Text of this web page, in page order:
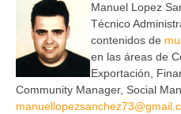
Manuel Lopez
Técnico
contenidos de
en las áreas de
Exportación,
Community Manager, Social